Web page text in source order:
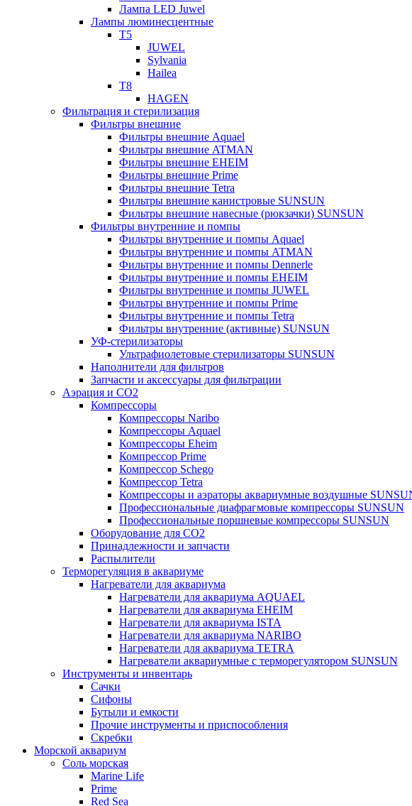
Лампа LED Juwel
Лампы люминесцентные
T5
JUWEL
Sylvania
Hailea
T8
HAGEN
Фильтрация и стерилизация
Фильтры внешние
Фильтры внешние Aquael
Фильтры внешние ATMAN
Фильтры внешние EHEIM
Фильтры внешние Prime
Фильтры внешние Tetra
Фильтры внешние канистровые SUNSUN
Фильтры внешние навесные (рюкзачки) SUNSUN
Фильтры внутренние и помпы
Фильтры внутренние и помпы Aquael
Фильтры внутренние и помпы ATMAN
Фильтры внутренние и помпы Dennerle
Фильтры внутренние и помпы EHEIM
Фильтры внутренние и помпы JUWEL
Фильтры внутренние и помпы Prime
Фильтры внутренние и помпы Tetra
Фильтры внутренние (активные) SUNSUN
УФ-стерилизаторы
Ультрафиолетовые стерилизаторы SUNSUN
Наполнители для фильтров
Запчасти и аксессуары для фильтрации
Аэрация и CO2
Компрессоры
Компрессоры Naribo
Компрессоры Aquael
Компрессоры Eheim
Компрессор Prime
Компрессор Schego
Компрессор Tetra
Компрессоры и аэраторы аквариумные воздушные
Профессиональные диафрагмовые компрессоры SUNSUN
Профессиональные поршневые компрессоры SUNSUN
Оборудование для CO2
Принадлежности и запчасти
Распылители
Терморегуляция в аквариуме
Нагреватели для аквариума
Нагреватели для аквариума AQUAEL
Нагреватели для аквариума EHEIM
Нагреватели для аквариума ISTA
Нагреватели для аквариума NARIBO
Нагреватели для аквариума TETRA
Нагреватели аквариумные с терморегулятором SUNSUN
Инструменты и инвентарь
Сачки
Сифоны
Бутыли и емкости
Прочие инструменты и приспособления
Скребки
Морской аквариум
Соль морская
Marine Life
Prime
Red Sea